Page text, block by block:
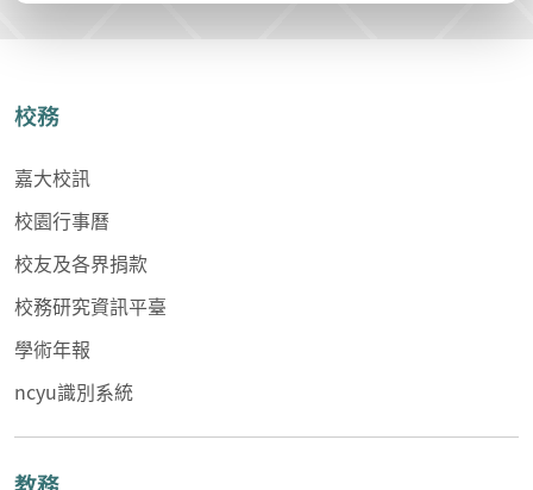
校務
嘉大校訊
校園行事曆
校友及各界捐款
校務研究資訊平臺
學術年報
ncyu識別系統